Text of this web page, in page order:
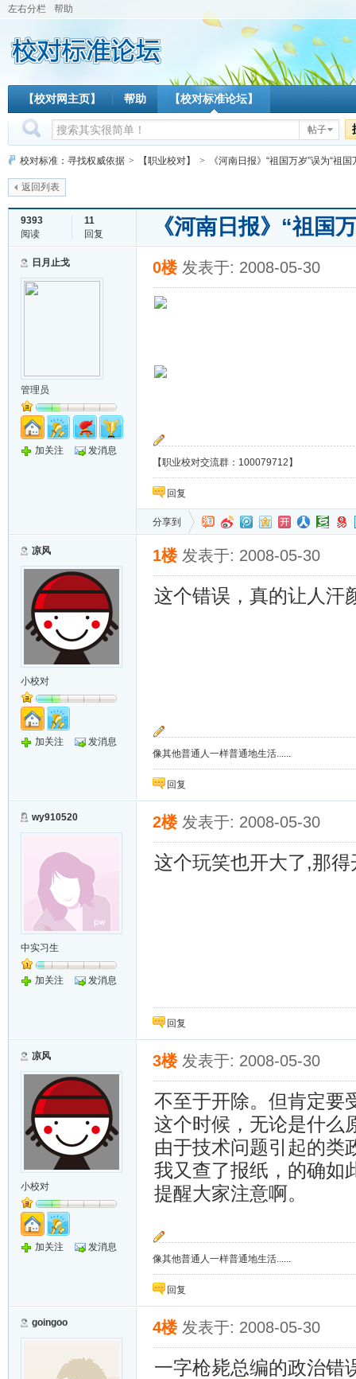
左右分栏 帮助
【校对网主页】 帮助 【校对标准论坛】
帖子
校对标准：寻找权威依据 > 【职业校对】 > 《河南日报》“祖国万岁”误为“祖国
返回列表
9393
阅读
11
回复
《河南日报》“祖国
日月止戈
管理员
加关注 发消息
0楼 发表于: 2008-05-30
【职业校对交流群：100079712】
回复
分享到
凉风
小校对
加关注 发消息
1楼 发表于: 2008-05-30
这个错误，真的让人汗
像其他普通人一样普通地生活......
回复
wy910520
中实习生
加关注 发消息
2楼 发表于: 2008-05-30
这个玩笑也开大了,那
回复
凉风
小校对
加关注 发消息
3楼 发表于: 2008-05-30
不至于开除。但肯定要
这个时候，无论是什么
由于技术问题引起的类
我又查了报纸，的确如
提醒大家注意啊。
像其他普通人一样普通地生活......
回复
goingoo 4楼 发表于: 2008-05-30
一字枪毙总编的政治错